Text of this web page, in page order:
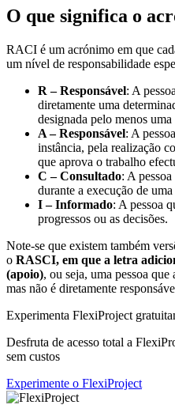
O que significa o
RACI é um acrónimo em que
um nível de responsabilidade
R – Responsável: A
diretamente uma
designada pelo menos uma
A – Responsável: A
instância, pela realização
que aprova o trabalho
C – Consultado: A
durante a execução de uma
I – Informado: A pessoa
progressos ou as decisões.
Note-se que existem também
o RASCI, em que a letra
(apoio), ou seja, uma pessoa
mas não é diretamente
Experimenta FlexiProject
Desfruta de acesso total a
sem custos
Experimente o FlexiProject